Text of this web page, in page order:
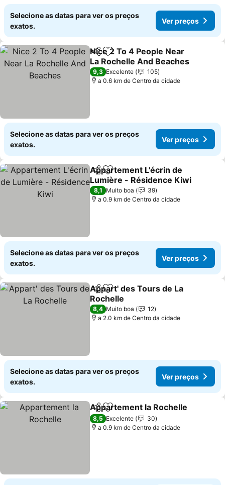
Selecione as datas para ver os preços
exatos.
Ver preços
PartilharAdicionar aos favoritos
Nice 2 To 4 People Near
La Rochelle And Beaches
Ver preços
9,3 Excelente
105
a 0.6 km de Centro da cidade
Selecione as datas para ver os preços
exatos.
Ver preços
PartilharAdicionar aos favoritos
Appartement L'écrin de
Lumière - Résidence Kiwi
Ver preços
8,1 Muito boa
39
a 0.9 km de Centro da cidade
Selecione as datas para ver os preços
exatos.
Ver preços
PartilharAdicionar aos favoritos
Appart' des Tours de La
Rochelle
Ver preços
8,4 Muito boa
12
a 2.0 km de Centro da cidade
Selecione as datas para ver os preços
exatos.
Ver preços
PartilharAdicionar aos favoritos
Appartement la Rochelle
8,5 Excelente
30
a 0.9 km de Centro da cidade